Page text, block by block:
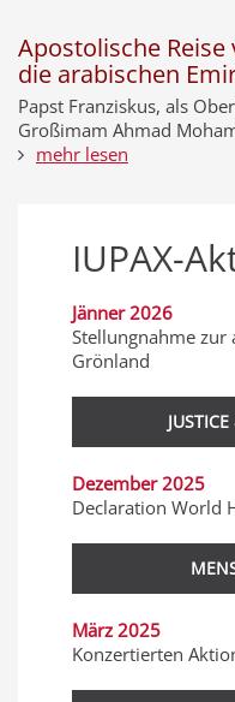
Apostolische Reise
die arabischen
Papst Franziskus, als
Großimam Ahmad
mehr lesen
IUPAX-
Jänner 2026
Stellungnahme zur
Grönland
Dezember 2025
Declaration World
März 2025
Konzertierten